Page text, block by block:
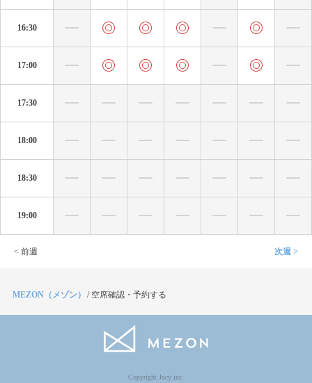
16:30
17:00
17:30
18:00
18:30
19:00
< 前週 次週 >
MEZON（メゾン） / 空席確認・予約する
Copyright Jocy inc.